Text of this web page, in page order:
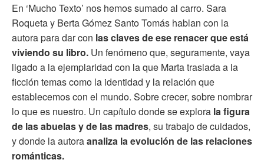
En ‘Mucho Texto’ nos hemos sumado al carro. Sara
Roqueta y Berta Gómez Santo Tomás hablan con la
autora para dar con las claves de ese renacer que está
viviendo su libro. Un fenómeno que, seguramente, vaya
ligado a la ejemplaridad con la que Marta traslada a la
ficción temas como la identidad y la relación que
establecemos con el mundo. Sobre crecer, sobre nombrar
lo que es nuestro. Un capítulo donde se explora la figura
de las abuelas y de las madres, su trabajo de cuidados,
y donde la autoraanaliza la evolución de las relaciones
románticas.